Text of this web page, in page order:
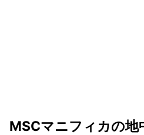
MSCマニフィカの地